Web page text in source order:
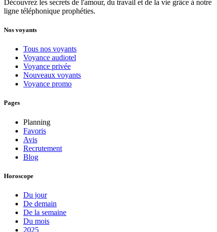
Découvrez les secrets de l'amour, du travail et de la vie grâce à notre
ligne téléphonique prophéties.
Nos voyants
Tous nos voyants
Voyance audiotel
Voyance privée
Nouveaux voyants
Voyance promo
Pages
Planning
Favoris
Avis
Recrutement
Blog
Horoscope
Du jour
De demain
De la semaine
Du mois
2025